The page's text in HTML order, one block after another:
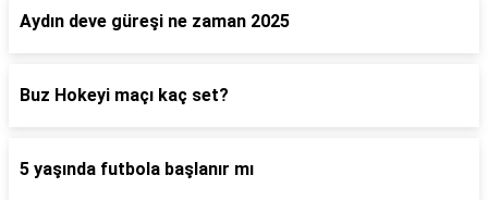
Aydın deve güreşi ne zaman 2025
Buz Hokeyi maçı kaç set?
5 yaşında futbola başlanır mı